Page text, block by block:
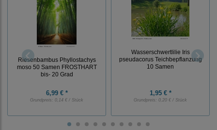
Riesenbambus Phyllostachys
moso 50 Samen FROSTHART
bis- 20 Grad
6,99 € *
Grundpreis: 0,14 € / Stück
Wasserschwertlilie Iris
pseudacorus Teichbepflanzung
10 Samen
1,95 € *
Grundpreis: 0,20 € / Stück